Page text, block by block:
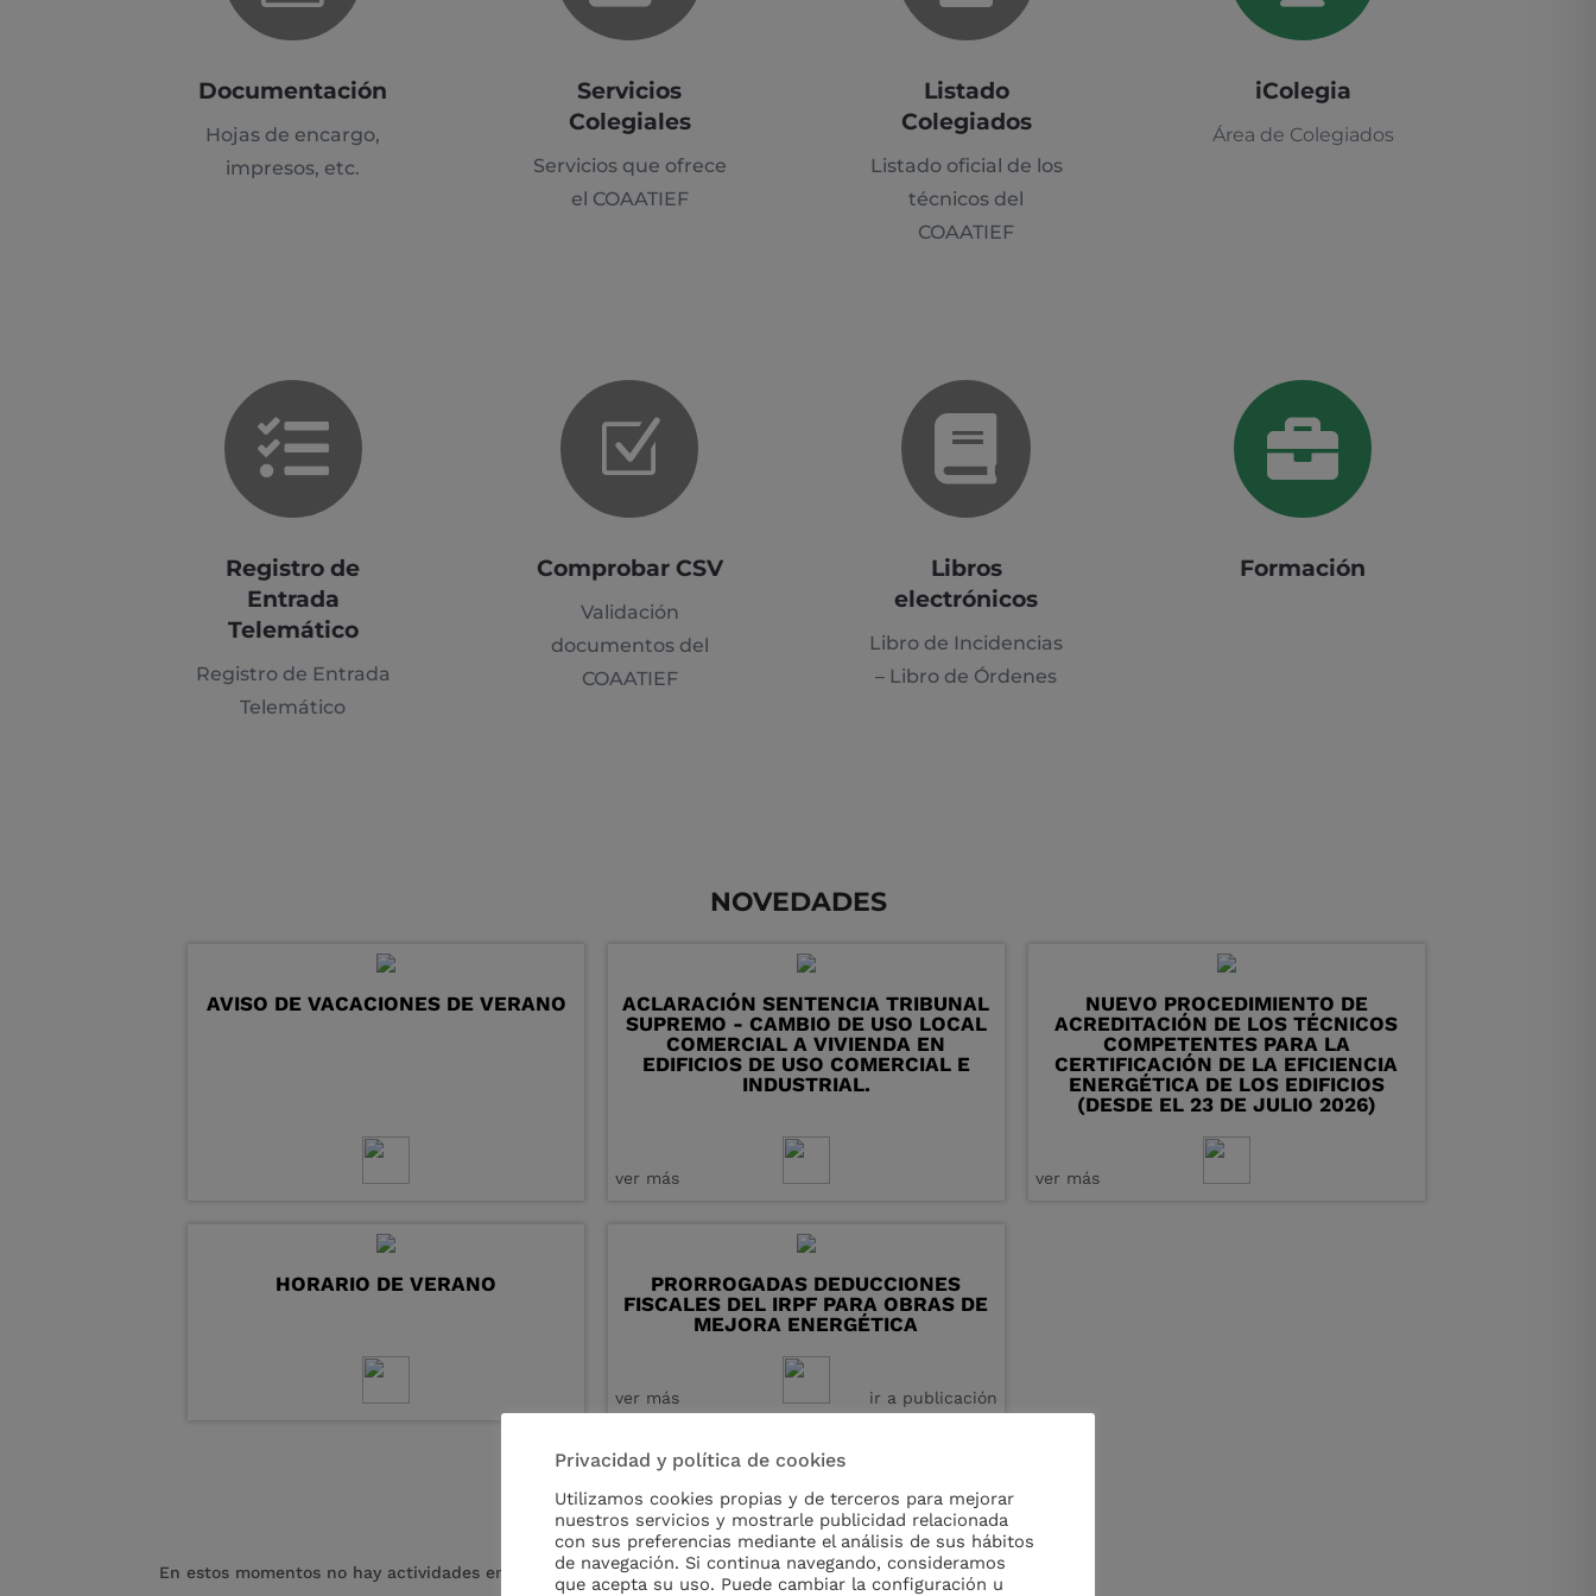
Documentación
Hojas de encargo,
impresos, etc.
Servicios
Colegiales
Servicios que ofrece
el COAATIEF
Listado
Colegiados
Listado oficial de los
técnicos del
COAATIEF
iColegia
Área de Colegiados

Registro de
Entrada
Telemático
Registro de Entrada
Telemático
Z
Comprobar CSV
Validación
documentos del
COAATIEF

Libros
electrónicos
Libro de Incidencias
– Libro de Órdenes

Formación
NOVEDADES
AVISO DE VACACIONES DE VERANO
ACLARACIÓN SENTENCIA TRIBUNAL
SUPREMO - CAMBIO DE USO LOCAL
COMERCIAL A VIVIENDA EN
EDIFICIOS DE USO COMERCIAL E
INDUSTRIAL.
ver más
NUEVO PROCEDIMIENTO DE
ACREDITACIÓN DE LOS TÉCNICOS
COMPETENTES PARA LA
CERTIFICACIÓN DE LA EFICIENCIA
ENERGÉTICA DE LOS EDIFICIOS
(DESDE EL 23 DE JULIO 2026)
ver más
HORARIO DE VERANO
PRORROGADAS DEDUCCIONES
FISCALES DEL IRPF PARA OBRAS DE
MEJORA ENERGÉTICA
ver más ir a publicación
FORMACIÓN
En estos momentos no hay actividades en periodo de inscripción.
Privacidad y política de cookies
Utilizamos cookies propias y de terceros para mejorar
nuestros servicios y mostrarle publicidad relacionada
con sus preferencias mediante el análisis de sus hábitos
de navegación. Si continua navegando, consideramos
que acepta su uso. Puede cambiar la configuración u